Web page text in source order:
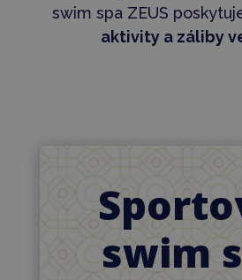
swim spa ZEUS
aktivity a záliby
swim